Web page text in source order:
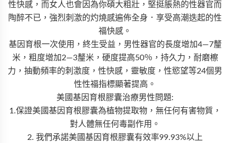
性快感，而女人也會因為你碩大粗壯，堅挺脹熱的性器官而
陶醉不已，強烈刺激的灼燒感遍佈全身．享受高潮迭起的性
福快感。
基因育根一次使用，終生受益，男性器官的長度增加4—7釐
米，粗度增加2—3釐米，硬度提高50％，持久力，耐磨檫
力，抽動頻率的刺激度，性快感，靈敏度，性慾望等24個男
性性福指標顯著提高。
美國基因育根膠囊治療男性問題:
1.保證美國基因育根膠囊為植物提取物，無任何有害物質，
對人體無任何毒副作用。
2. 我們承諾美國基因育根膠囊有效率99.93%以上